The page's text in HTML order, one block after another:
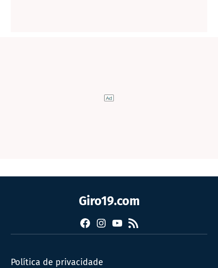
Giro19.com
FacebookInstagram
YouTube
RSS
Política de privacidade